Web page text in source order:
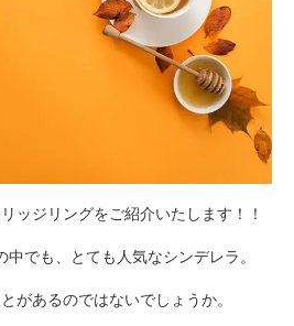
ッジリングをご紹介いたします！！
でも、とても人気なシンデレラ。
があるのではないでしょうか。